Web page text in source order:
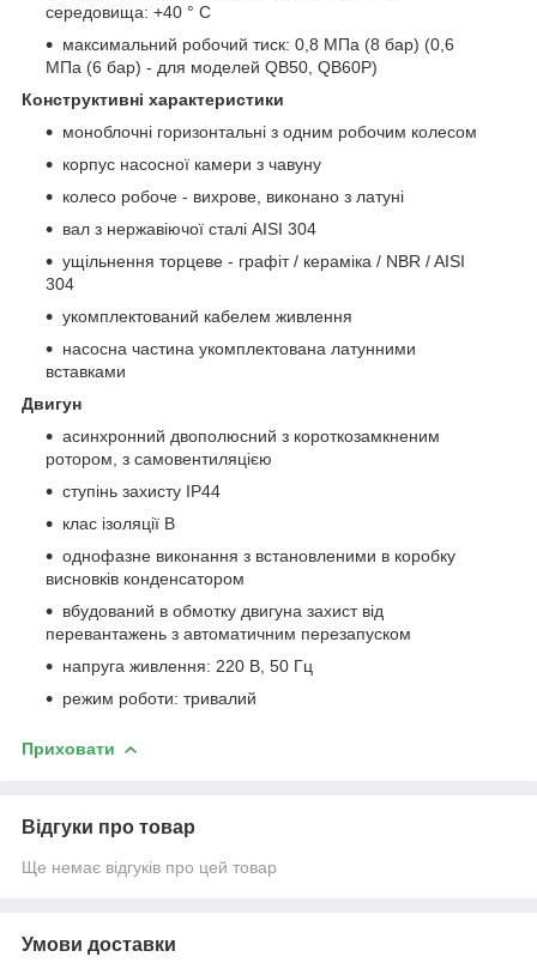
середовища: +40 ° С
максимальний робочий тиск: 0,8 МПа (8 бар) (0,6
МПа (6 бар) - для моделей QB50, QB60P)
Конструктивні характеристики
моноблочні горизонтальні з одним робочим колесом
корпус насосної камери з чавуну
колесо робоче - вихрове, виконано з латуні
вал з нержавіючої сталі AISI 304
ущільнення торцеве - графіт / кераміка / NBR / AISI
304
укомплектований кабелем живлення
насосна частина укомплектована латунними
вставками
Двигун
асинхронний двополюсний з короткозамкненим
ротором, з самовентиляцією
ступінь захисту IP44
клас ізоляції В
однофазне виконання з встановленими в коробку
висновків конденсатором
вбудований в обмотку двигуна захист від
перевантажень з автоматичним перезапуском
напруга живлення: 220 В, 50 Гц
режим роботи: тривалий
Приховати
Відгуки про товар
Ще немає відгуків про цей товар
Умови доставки